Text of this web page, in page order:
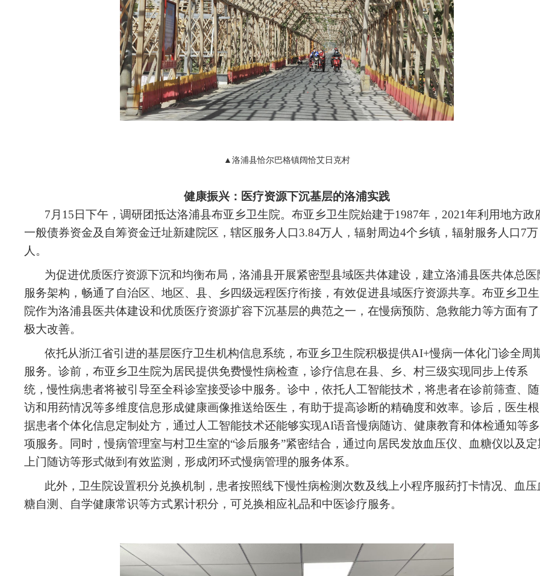
▲洛浦县恰尔巴格镇阔恰艾日克村
健康振兴：医疗资源下沉基层的洛浦实践
7月15日下午，调研团抵达洛浦县布亚乡卫生院。布亚乡卫生院始建于1987年，2021年利用地方政
一般债券资金及自筹资金迁址新建院区，辖区服务人口3.84万人，辐射周边4个乡镇，辐射服务人口7万
人。
为促进优质医疗资源下沉和均衡布局，洛浦县开展紧密型县域医共体建设，建立洛浦县医共体总医
服务架构，畅通了自治区、地区、县、乡四级远程医疗衔接，有效促进县域医疗资源共享。布亚乡卫生
院作为洛浦县医共体建设和优质医疗资源扩容下沉基层的典范之一，在慢病预防、急救能力等方面有了
极大改善。
依托从浙江省引进的基层医疗卫生机构信息系统，布亚乡卫生院积极提供AI+慢病一体化门诊全周
服务。诊前，布亚乡卫生院为居民提供免费慢性病检查，诊疗信息在县、乡、村三级实现同步上传系
统，慢性病患者将被引导至全科诊室接受诊中服务。诊中，依托人工智能技术，将患者在诊前筛查、随
访和用药情况等多维度信息形成健康画像推送给医生，有助于提高诊断的精确度和效率。诊后，医生根
据患者个体化信息定制处方，通过人工智能技术还能够实现AI语音慢病随访、健康教育和体检通知等多
项服务。同时，慢病管理室与村卫生室的“诊后服务”紧密结合，通过向居民发放血压仪、血糖仪以及定
上门随访等形式做到有效监测，形成闭环式慢病管理的服务体系。
此外，卫生院设置积分兑换机制，患者按照线下慢性病检测次数及线上小程序服药打卡情况、血压
糖自测、自学健康常识等方式累计积分，可兑换相应礼品和中医诊疗服务。